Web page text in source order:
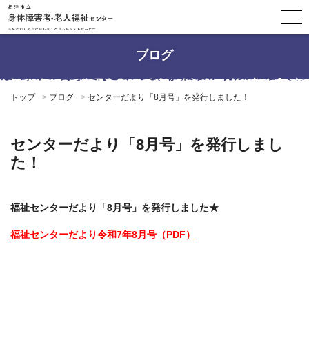
ブログ
トップ ブログ センターだより「8月号」を発行しました！
センターだより「8月号」を発行しまし
た！
福祉センターだより「8月号」を発行しました★
福祉センターだより令和7年8月号（PDF）